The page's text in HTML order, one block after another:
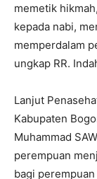
memetik
kepada nabi,
memperdalam
ungkap RR.
Lanjut
Kabupaten
Muhammad
perempuan
bagi